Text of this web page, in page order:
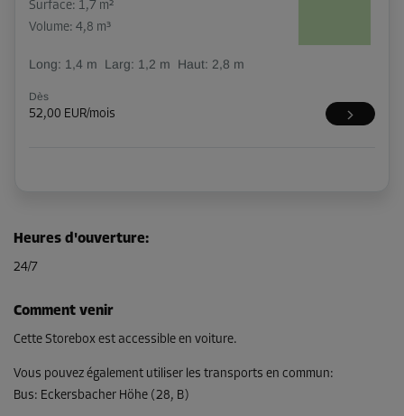
Surface: 1,7 m²
Volume: 4,8 m³
Long: 1,4 m Larg: 1,2 m Haut: 2,8 m
Dès
52,00 EUR/mois
Heures d'ouverture:
24/7
Comment venir
Cette Storebox est accessible en voiture.
Vous pouvez également utiliser les transports en commun:
Bus: Eckersbacher Höhe (28, B)